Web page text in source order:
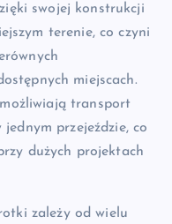
swojej konstrukcji
terenie, co czyni
miejscach.
transport
przejeździe, co
dużych projektach
zależy od wielu